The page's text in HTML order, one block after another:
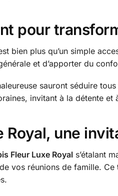
pour
bien plus qu’un simple
et d’apporter du
sauront séduire
invitant à la détente et
Royal, une
Fleur Luxe Royals’étalant
vos réunions de famille.